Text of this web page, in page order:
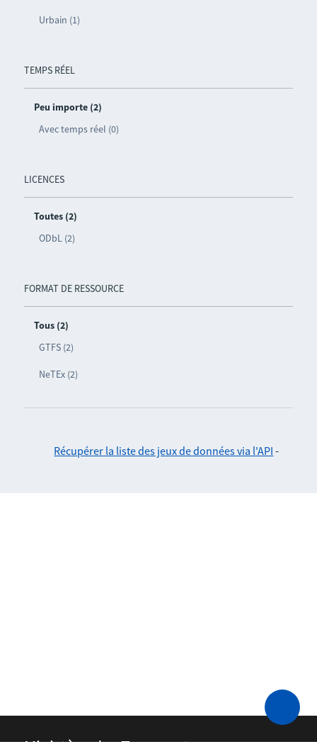
Urbain (1)
TEMPS RÉEL
Peu importe (2)
Avec temps réel (0)
LICENCES
Toutes (2)
ODbL (2)
FORMAT DE RESSOURCE
Tous (2)
GTFS (2)
NeTEx (2)
Récupérer la liste des jeux de données via l'API -